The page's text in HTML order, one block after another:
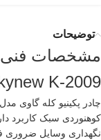
توضیحات
مشخصات فنی
K-2009
کوهنوردی سبک کاربرد
نگهداری وسایل ضروری